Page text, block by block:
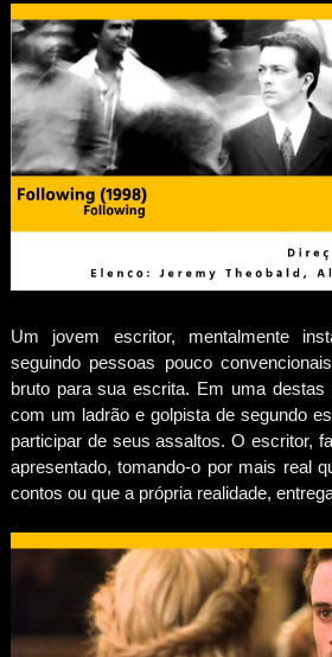
Um jovem escritor, mentalmente
seguindo pessoas pouco
bruto para sua escrita. Em uma destas
com um ladrão e golpista de segundo
participar de seus assaltos. O escritor,
apresentado, tomando-o por mais real
contos ou que a própria realidade,